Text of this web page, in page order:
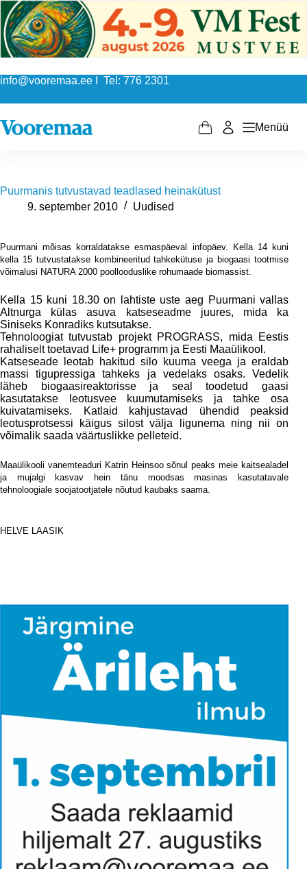
Skip
to
content
info@vooremaa.ee I Tel: 776 2301
Shopping
Menüü
Puurmanis tutvustavad teadlased heinakütust
9. september 2010
Uudised
Puurmani mõisas korraldatakse esmaspäeval infopäev. Kella 14 kuni
kella 15 tutvustatakse kombineeritud tahkekütuse ja biogaasi tootmise
võimalusi NATURA 2000 poollooduslike rohumaade biomassist.
Kella 15 kuni 18.30 on lahtiste uste aeg Puurmani vallas
Altnurga külas asuva katseseadme juures, mida ka
Siniseks Konradiks kutsutakse.
Tehnoloogiat tutvustab projekt PROGRASS, mida Eestis
rahaliselt toetavad Life+ programm ja Eesti Maaülikool.
Katseseade leotab hakitud silo kuuma veega ja eraldab
massi tigupressiga tahkeks ja vedelaks osaks. Vedelik
läheb biogaasireaktorisse ja seal toodetud gaasi
kasutatakse leotusvee kuumutamiseks ja tahke osa
kuivatamiseks. Katlaid kahjustavad ühendid peaksid
leotusprotsessi käigus silost välja ligunema ning nii on
võimalik saada väärtuslikke pelleteid.
Maaülikooli vanemteaduri Katrin Heinsoo sõnul peaks meie kaitsealadel
ja mujalgi kasvav hein tänu moodsas masinas kasutatavale
tehnoloogiale soojatootjatele nõutud kaubaks saama.
HELVE LAASIK